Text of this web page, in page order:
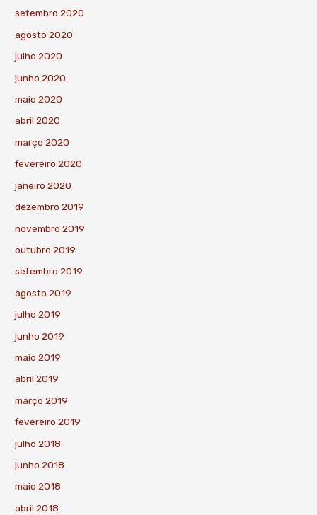
setembro 2020
agosto 2020
julho 2020
junho 2020
maio 2020
abril 2020
março 2020
fevereiro 2020
janeiro 2020
dezembro 2019
novembro 2019
outubro 2019
setembro 2019
agosto 2019
julho 2019
junho 2019
maio 2019
abril 2019
março 2019
fevereiro 2019
julho 2018
junho 2018
maio 2018
abril 2018